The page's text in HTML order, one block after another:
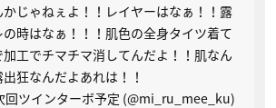
じゃねぇよ！！レイヤーはなぁ！！露
時はなぁ！！！肌色の全身タイツ着て
工でチマチマ消してんだよ！！肌なん
狂なんだよあれは！！
ツインターボ予定 (@mi_ru_mee_ku)